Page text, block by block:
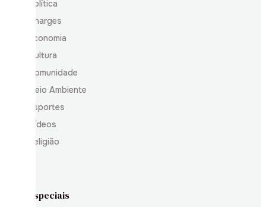
Política
Charges
Economia
Cultura
Comunidade
Meio Ambiente
Esportes
Vídeos
Religião
Especiais